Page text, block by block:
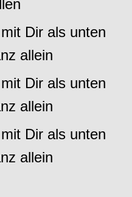
Dir als unten
allein
Dir als unten
allein
Dir als unten
allein